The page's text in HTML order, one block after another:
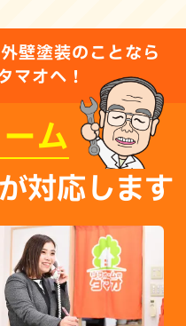
壁塗装のことなら
マオへ！
ム
が対応します